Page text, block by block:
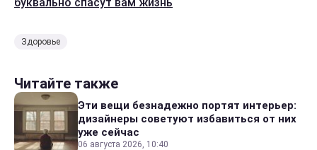
буквально спасут вам жизнь
Здоровье
Читайте также
Эти вещи безнадежно портят интерьер:
дизайнеры советуют избавиться от них
уже сейчас
06 августа 2026, 10:40